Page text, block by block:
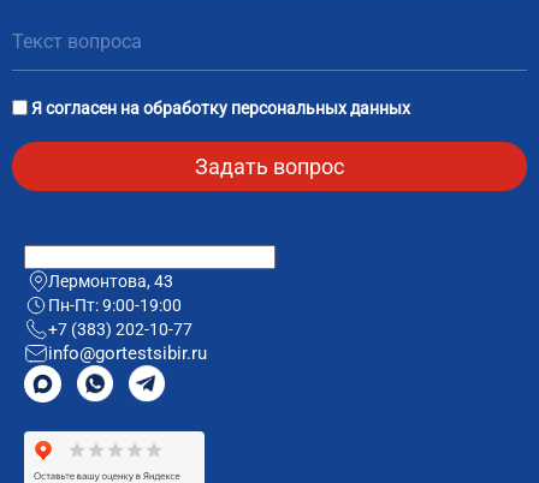
Я согласен наобработку персональных данных
Лермонтова, 43
Пн-Пт: 9:00-19:00
+7 (383) 202-10-77
info@gortestsibir.ru